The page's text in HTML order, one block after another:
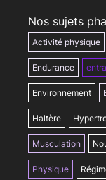
Nos sujets
Activité physique
Endurance
Environnement
Haltère
Musculation
Physique